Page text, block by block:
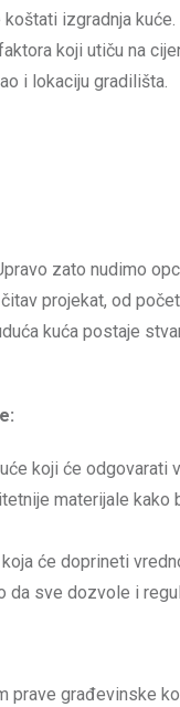
izgradnja
koji utiču na
i lokaciju gradilišta.
zato nudimo
projekat, od
kuća postaje
koji će odgovarati
materijale
će doprineti
da sve dozvole i
prave građevinske